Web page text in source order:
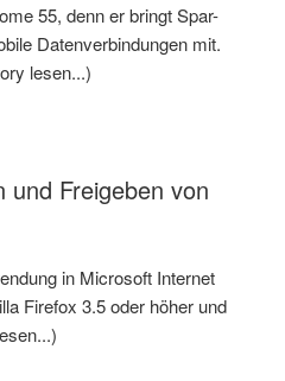
55, denn er bringt Spar-
Datenverbindungen mit.
lesen...)
und Freigeben von
in Microsoft Internet
Firefox 3.5 oder höher und